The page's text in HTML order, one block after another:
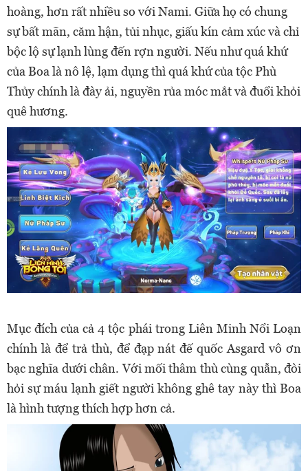
hoàng, hơn rất nhiều so với Nami. Giữa họ có chung
sự bất mãn, căm hận, tủi nhục, giấu kín cảm xúc và chỉ
bộc lộ sự lạnh lùng đến rợn người. Nếu như quá khứ
của Boa là nô lệ, lạm dụng thì quá khứ của tộc Phù
Thủy chính là đày ải, nguyền rủa móc mắt và đuổi khỏi
quê hương.
Mục đích của cả 4 tộc phái trong Liên Minh Nổi Loạn
chính là để trả thù, để đạp nát đế quốc Asgard vô ơn
bạc nghĩa dưới chân. Với mối thâm thù cùng quẫn, đòi
hỏi sự máu lạnh giết người không ghê tay này thì Boa
là hình tượng thích hợp hơn cả.